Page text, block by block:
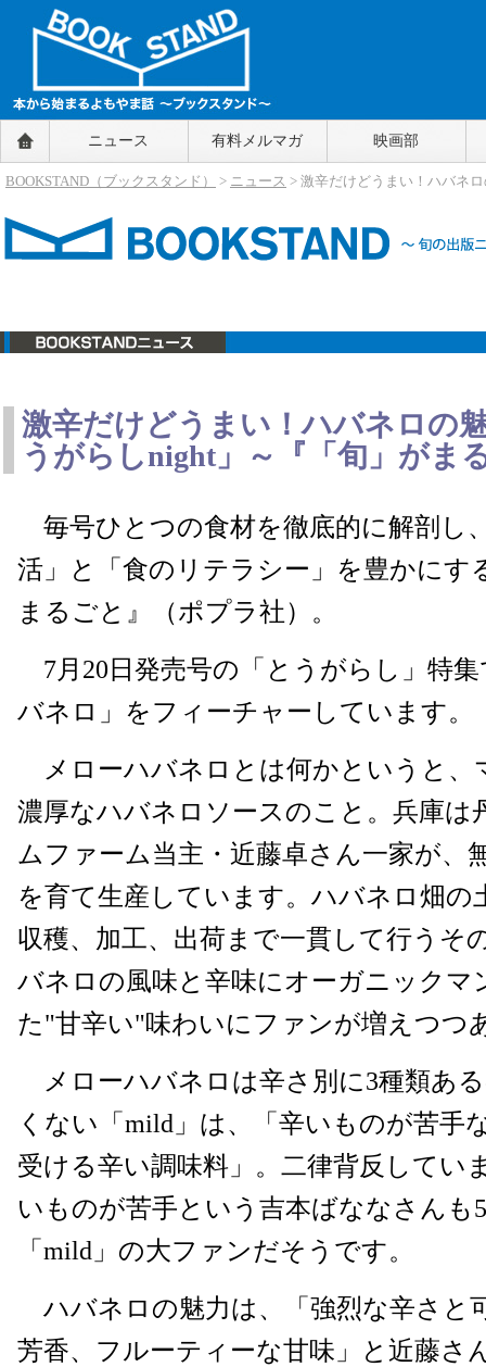
BOOKSTAND（ブックスタンド）
～本から始まるよもやま話～
BOOKSTAND（ブ
ニュース 有料メルマガ 映画部
BOOKSTAND（ブックスタンド） > ニュース > 激辛だけどうまい！ハバネ
激辛だけどうまい！ハバネロの
うがらしnight」～『「旬」がま
毎号ひとつの食材を徹底的に解剖し
活」と「食のリテラシー」を豊かにす
まるごと』（ポプラ社）。
7月20日発売号の「とうがらし」特
バネロ」をフィーチャーしています。
メローハバネロとは何かというと、
濃厚なハバネロソースのこと。兵庫は
ムファーム当主・近藤卓さん一家が、
を育て生産しています。ハバネロ畑の
収穫、加工、出荷まで一貫して行うそ
バネロの風味と辛味にオーガニックマ
た"甘辛い"味わいにファンが増えつつ
メローハバネロは辛さ別に3種類あ
くない「mild」は、「辛いものが苦手
受ける辛い調味料」。二律背反してい
いものが苦手という吉本ばななさんも
「mild」の大ファンだそうです。
ハバネロの魅力は、「強烈な辛さと
芳香、フルーティーな甘味」と近藤さ